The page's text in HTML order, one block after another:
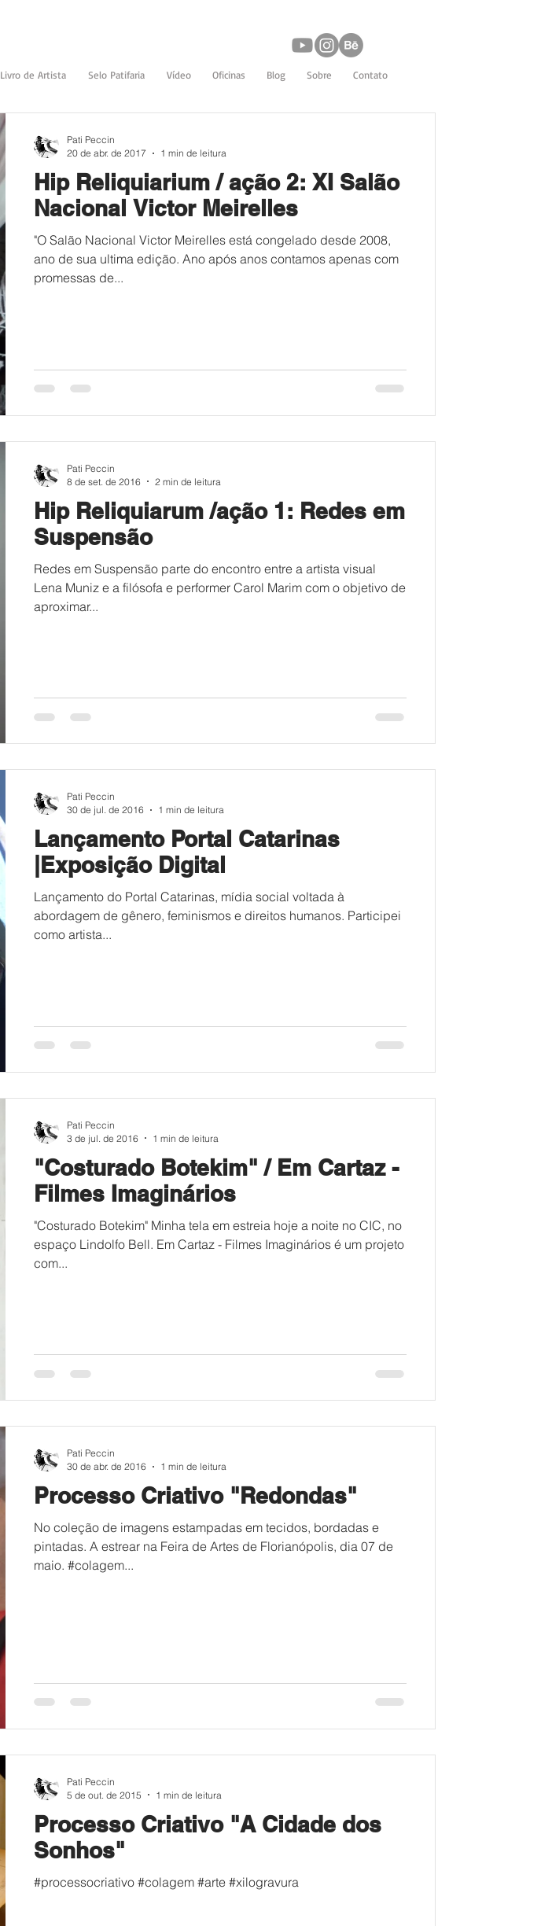
Livro de Artista Selo Patifaria Vídeo Oficinas Blog Sobre Contato
Hip Reliquiarium / ação 2: XI Salão
Nacional Victor Meirelles
"O Salão Nacional Victor Meirelles está congelado desde 2008,
ano de sua ultima edição. Ano após anos contamos apenas com
promessas de...
Pati Peccin
20 de abr. de 2017
1 min de leitura
Hip Reliquiarum /ação 1: Redes em
Suspensão
Redes em Suspensão parte do encontro entre a artista visual
Lena Muniz e a filósofa e performer Carol Marim com o objetivo de
aproximar...
Pati Peccin
8 de set. de 2016
2 min de leitura
Lançamento Portal Catarinas
|Exposição Digital
Lançamento do Portal Catarinas, mídia social voltada à
abordagem de gênero, feminismos e direitos humanos. Participei
como artista...
Pati Peccin
30 de jul. de 2016
1 min de leitura
"Costurado Botekim" / Em Cartaz -
Filmes Imaginários
"Costurado Botekim" Minha tela em estreia hoje a noite no CIC, no
espaço Lindolfo Bell. Em Cartaz - Filmes Imaginários é um projeto
com...
Pati Peccin
3 de jul. de 2016
1 min de leitura
Processo Criativo "Redondas"
No coleção de imagens estampadas em tecidos, bordadas e
pintadas. A estrear na Feira de Artes de Florianópolis, dia 07 de
maio. #colagem...
Pati Peccin
30 de abr. de 2016
1 min de leitura
Processo Criativo "A Cidade dos
Sonhos"
#processocriativo #colagem #arte #xilogravura
Pati Peccin
5 de out. de 2015
1 min de leitura